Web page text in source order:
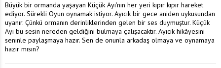
Büyük bir ormanda yaşayan Küçük Ayı'nın her yeri kıpır kıpır hareket
ediyor. Sürekli Oyun oynamak istiyor. Ayıcık bir gece aniden uykusundan
uyanır. Çünkü ormanın derinliklerinden gelen bir ses duymuştur. Küçük
Ayı bu sesin nereden geldiğini bulmaya çalışacaktır. Ayıcık hikâyesini
seninle paylaşmaya hazır. Sen de onunla arkadaş olmaya ve oynamaya
hazır mısın?